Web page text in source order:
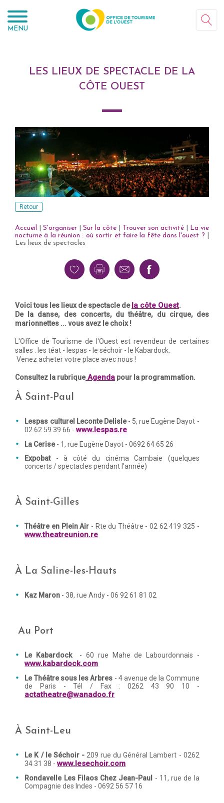
MENU
LES LIEUX DE SPECTACLE DE LA
CÔTE OUEST
Retour
Accueil S'organiser Sur la côte Trouver son activité
La vie
nocturne à la réunion : où sortir et faire la fête dans l'ouest ?
Les lieux de spectacles
Voici tous les lieux de spectacle dela côte Ouest.
De la danse, des concerts, du théâtre, du cirque, des
marionnettes ... vous avez le choix !
L'Office de Tourisme de l'Ouest est revendeur de certaines
salles : les téat - lespas - le séchoir - le Kabardock.
Venez acheter votre place avec nous !
Consultez la rubriqueAgenda pour la programmation.
À Saint-Paul
Lespas culturel Leconte Delisle- 5, rue Eugène Dayot -
02 62 59 39 66 -www.lespas.re
La Cerise- 1, rue Eugène Dayot - 0692 64 65 26
Expobat- à côté du cinéma Cambaie (quelques
concerts / spectacles pendant l'année)
À Saint-Gilles
Théâtre en Plein Air - Rte du Théâtre - 02 62 419 325 -
www.theatreunion.re
À La Saline-les-Hauts
Kaz Maron - 38, rue Andy - 06 92 61 81 02
Au Port
Le Kabardock - 60 rue Mahe de Labourdonnais -
www.kabardock.com
Le Théâtre sous les Arbres - 4 avenue de la Commune
de Paris - Tél / Fax : 0262 43 90 10 -
actatheatre@wanadoo.fr
À Saint-Leu
Le K / le Séchoir - 209 rue du Général Lambert - 0262
34 31 38 -www.lesechoir.com
Rondavelle Les Filaos Chez Jean-Paul
- 11, rue de la
Compagnie des Indes - 0692 56 57 16